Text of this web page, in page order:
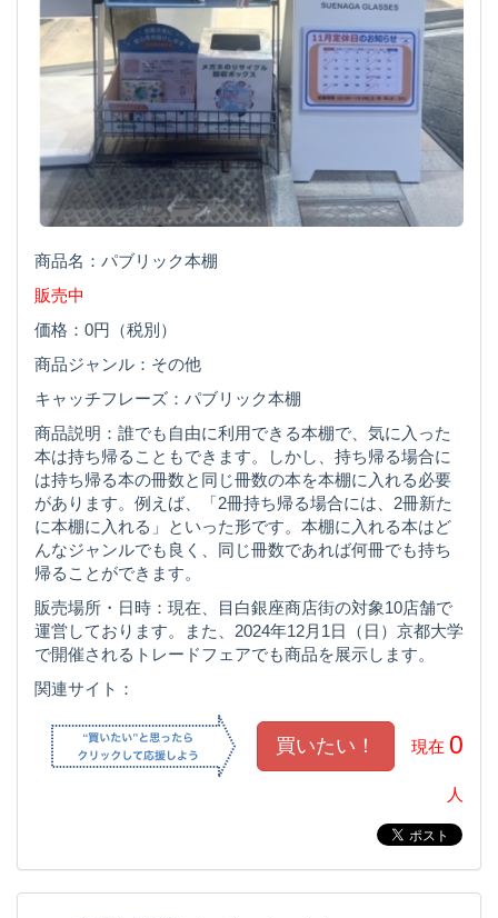
商品名：パブリック本棚
販売中
価格：0円（税別）
商品ジャンル：その他
キャッチフレーズ：パブリック本棚
商品説明：誰でも自由に利用できる本棚で、気に入った
本は持ち帰ることもできます。しかし、持ち帰る場合に
は持ち帰る本の冊数と同じ冊数の本を本棚に入れる必要
があります。例えば、「2冊持ち帰る場合には、2冊新た
に本棚に入れる」といった形です。本棚に入れる本はど
んなジャンルでも良く、同じ冊数であれば何冊でも持ち
帰ることができます。
販売場所・日時：現在、目白銀座商店街の対象10店舗で
運営しております。また、2024年12月1日（日）京都大学
で開催されるトレードフェアでも商品を展示します。
関連サイト：
現在 0
人